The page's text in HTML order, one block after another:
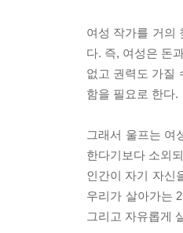
여성 작가를 거의
다. 즉, 여성은 돈
없고 권력도 가질
함을 필요로 한다.
그래서 울프는 여
한다기보다 소외
인간이 자기 자신
우리가 살아가는
그리고 자유롭게